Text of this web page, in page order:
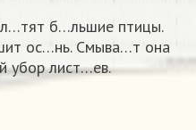
б…льшие птицы.
ос…нь. Смыва…т она
лист…ев.